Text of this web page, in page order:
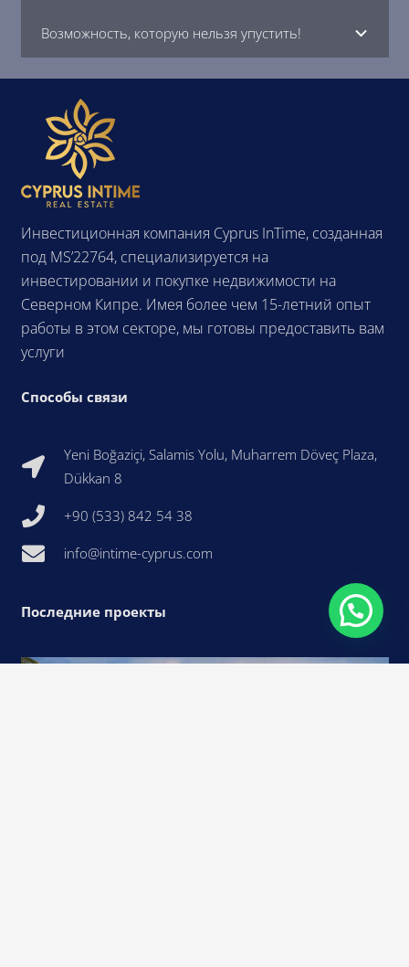
Возможность, которую нельзя упустить!
Инвестиционная компания Cyprus InTime, созданная
под MS’22764, специализируется на
инвестировании и покупке недвижимости на
Северном Кипре. Имея более чем 15-летний опыт
работы в этом секторе, мы готовы предоставить вам
услуги
Способы связи
Yeni Boğaziçi, Salamis Yolu, Muharrem Döveç Plaza,
Dükkan 8
+90 (533) 842 54 38
info@intime-cyprus.com
Последние проекты